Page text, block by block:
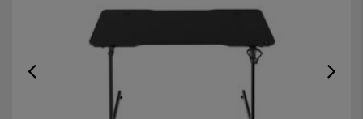
Previous